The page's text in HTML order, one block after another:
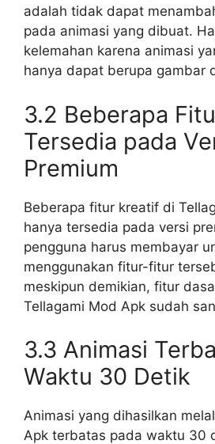
adalah tidak dapat
pada animasi yang dibuat.
kelemahan karena animasi
hanya dapat berupa gambar
3.2 Beberapa
Tersedia pada
Premium
Beberapa fitur kreatif di
hanya tersedia pada versi
pengguna harus membayar
menggunakan fitur-fitur
meskipun demikian, fitur
Tellagami Mod Apk sudah
3.3 Animasi
Waktu 30 Detik
Animasi yang dihasilkan
Apk terbatas pada waktu 30